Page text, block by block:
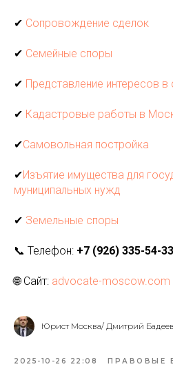
✔ Сопровождение сделок
✔ Семейные споры
✔ Представление интересов в
✔ Кадастровые работы в
✔Самовольная постройка
✔Изъятие имущества для
муниципальных нужд
✔ Земельные споры
📞 Телефон: +7 (926) 335-54-33
🌐 Сайт: advocate-moscow.com
Юрист Москва/ Дмитрий Бадеев
2025-10-26 22:08 ПРАВОВЫЕ